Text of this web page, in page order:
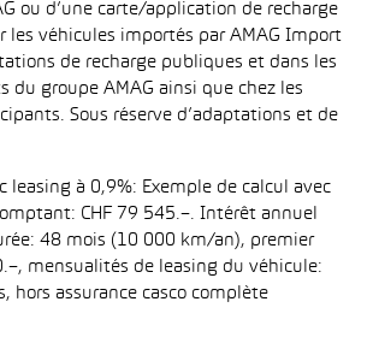
ou d’une carte/application de recharge
les véhicules importés par AMAG Import
de recharge publiques et dans les
du groupe AMAG ainsi que chez les
Sous réserve d’adaptations et de
leasing à 0,9%: Exemple de calcul avec
CHF 79 545.–. Intérêt annuel
48 mois (10 000 km/an), premier
mensualités de leasing du véhicule:
hors assurance casco complète